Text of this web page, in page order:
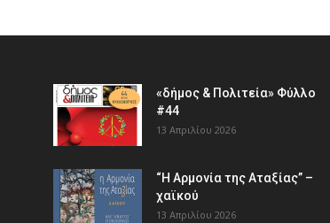
«δήμος & Πολιτεία» Φύλλο
#44
13 Απριλίου 2026
“Η Αρμονία της Αταξίας” –
χαϊκού
13 Απριλίου 2026